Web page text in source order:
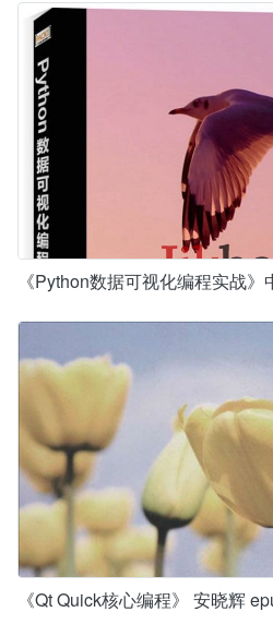
《Python数据可视化编程实战》
《Qt Quick核心编程》 安晓辉